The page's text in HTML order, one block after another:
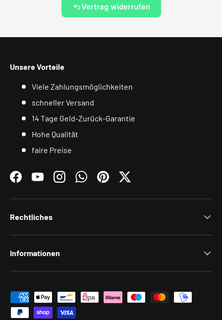
Vertrag widerrufen
Unsere Vorteile
Viele Zahlungsmöglichkeiten
schneller Versand
14 Tage Geld-Zurück-Garantie
Hohe Qualität
faire Preise
FacebookYouTubeInstagramWhatsAppPinterestTwitter
Rechtliches
Informationen
Zahlungsmethoden